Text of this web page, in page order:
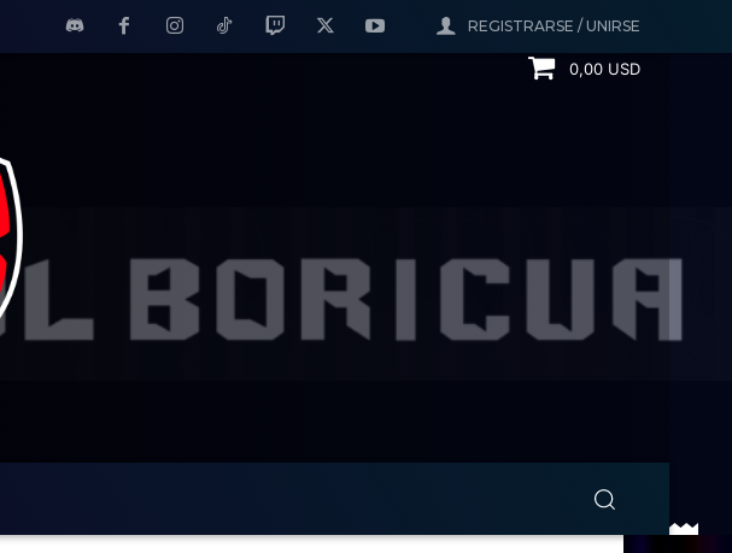
REGISTRARSE / UNIRSE
0,00 USD